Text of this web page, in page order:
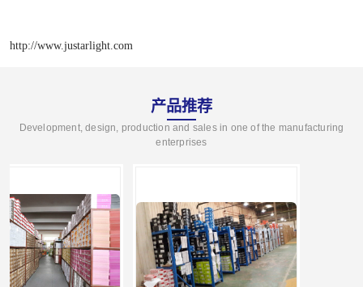
http://www.justarlight.com
产品推荐
Development, design, production and sales in one of the manufacturing
enterprises